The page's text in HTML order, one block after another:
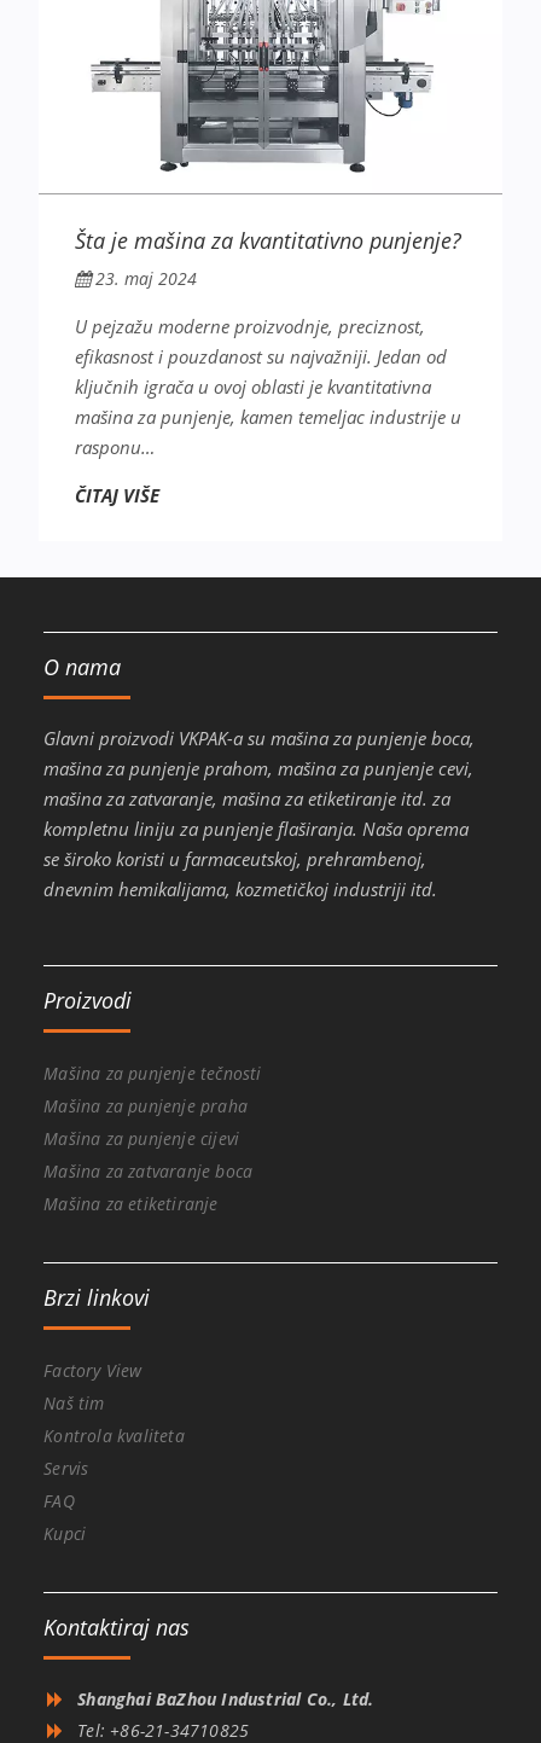
Šta je mašina za kvantitativno punjenje?
23. maj 2024
U pejzažu moderne proizvodnje, preciznost,
efikasnost i pouzdanost su najvažniji. Jedan od
ključnih igrača u ovoj oblasti je kvantitativna
mašina za punjenje, kamen temeljac industrije u
rasponu…
ČITAJ VIŠE
O nama
Glavni proizvodi VKPAK-a su mašina za punjenje boca,
mašina za punjenje prahom, mašina za punjenje cevi,
mašina za zatvaranje, mašina za etiketiranje itd. za
kompletnu liniju za punjenje flaširanja. Naša oprema
se široko koristi u farmaceutskoj, prehrambenoj,
dnevnim hemikalijama, kozmetičkoj industriji itd.
Proizvodi
Mašina za punjenje tečnosti
Mašina za punjenje praha
Mašina za punjenje cijevi
Mašina za zatvaranje boca
Mašina za etiketiranje
Brzi linkovi
Factory View
Naš tim
Kontrola kvaliteta
Servis
FAQ
Kupci
Kontaktiraj nas
Shanghai BaZhou Industrial Co., Ltd.
Tel: +86-21-34710825